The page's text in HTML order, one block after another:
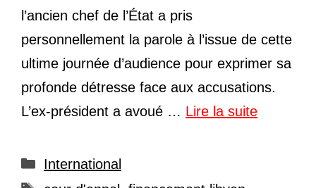
l’ancien chef de l’État a pris
personnellement la parole à l’issue de cette
ultime journée d’audience pour exprimer sa
profonde détresse face aux accusations.
L’ex-président a avoué … Lire la suite
Catégories
International